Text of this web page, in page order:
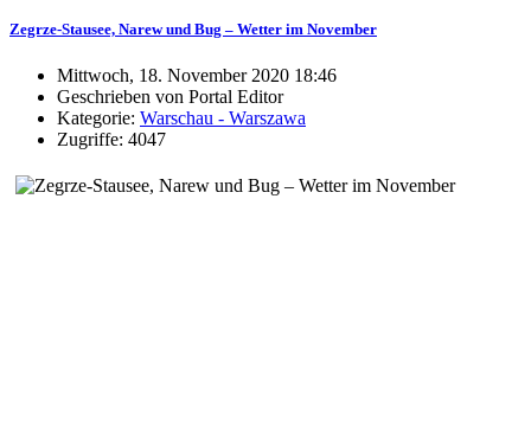
Zegrze-Stausee, Narew und Bug – Wetter im November
Mittwoch, 18. November 2020 18:46
Geschrieben von Portal Editor
Kategorie: Warschau - Warszawa
Zugriffe: 4047